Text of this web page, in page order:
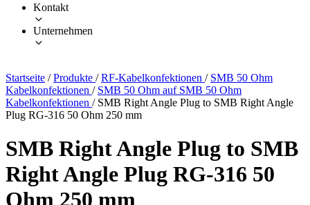
Kontakt
Unternehmen
Startseite / Produkte / RF-Kabelkonfektionen / SMB 50 Ohm
Kabelkonfektionen / SMB 50 Ohm auf SMB 50 Ohm
Kabelkonfektionen / SMB Right Angle Plug to SMB Right Angle
Plug RG-316 50 Ohm 250 mm
SMB Right Angle Plug to SMB
Right Angle Plug RG-316 50
Ohm 250 mm